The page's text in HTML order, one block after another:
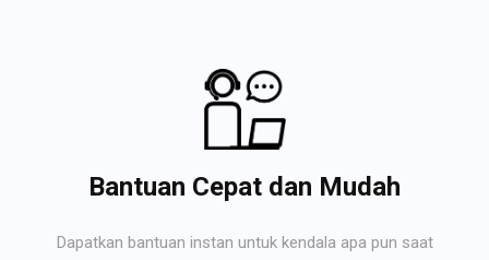
Bantuan Cepat dan Mudah
Dapatkan bantuan instan untuk kendala apa pun saat